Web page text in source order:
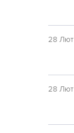
28 Лют
28 Лют